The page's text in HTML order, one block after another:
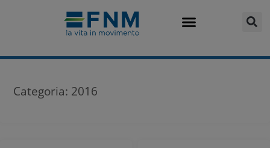
Categoria: 2016